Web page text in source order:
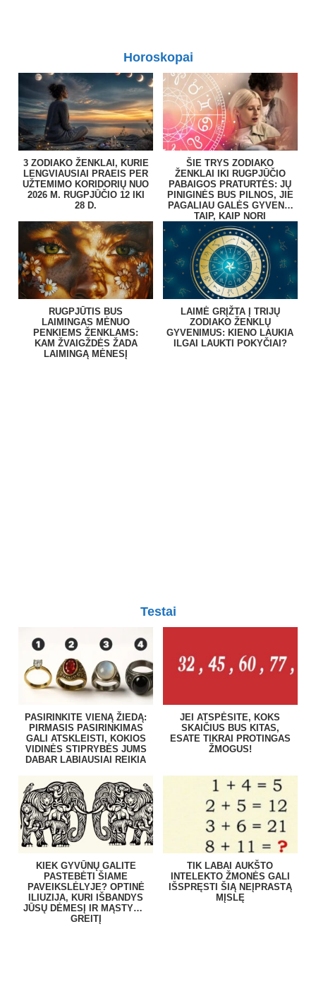
Horoskopai
3 ZODIAKO ŽENKLAI, KURIE
LENGVIAUSIAI PRAEIS PER
UŽTEMIMO KORIDORIŲ NUO
2026 M. RUGPJŪČIO 12 IKI
28 D.
ŠIE TRYS ZODIAKO
ŽENKLAI IKI RUGPJŪČIO
PABAIGOS PRATURTĖS: JŲ
PINIGINĖS BUS PILNOS, JIE
PAGALIAU GALĖS GYVENTI
TAIP, KAIP NORI
RUGPJŪTIS BUS
LAIMINGAS MĖNUO
PENKIEMS ŽENKLAMS:
KAM ŽVAIGŽDĖS ŽADA
LAIMINGĄ MĖNESĮ
LAIMĖ GRĮŽTA Į TRIJŲ
ZODIAKO ŽENKLŲ
GYVENIMUS: KIENO LAUKIA
ILGAI LAUKTI POKYČIAI?
Testai
PASIRINKITE VIENĄ ŽIEDĄ:
PIRMASIS PASIRINKIMAS
GALI ATSKLEISTI, KOKIOS
VIDINĖS STIPRYBĖS JUMS
DABAR LABIAUSIAI REIKIA
JEI ATSPĖSITE, KOKS
SKAIČIUS BUS KITAS,
ESATE TIKRAI PROTINGAS
ŽMOGUS!
KIEK GYVŪNŲ GALITE
PASTEBĖTI ŠIAME
PAVEIKSLĖLYJE? OPTINĖ
ILIUZIJA, KURI IŠBANDYS
JŪSŲ DĖMESĮ IR MĄSTYMO
GREITĮ
TIK LABAI AUKŠTO
INTELEKTO ŽMONĖS GALI
IŠSPRĘSTI ŠIĄ NEĮPRASTĄ
MĮSLĘ